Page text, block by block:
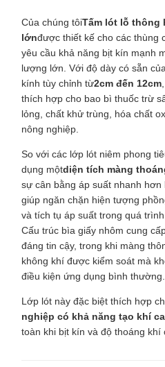
Của chúng tôiTấm lót lỗ thông
lớnđược thiết kế cho các thùng
yêu cầu khả năng bịt kín mạnh
lượng lớn. Với độ dày có sẵn
kính tùy chỉnh từ2cm đến 12cm
thích hợp cho bao bì thuốc trừ
lỏng, chất khử trùng, hóa chất
nông nghiệp.
So với các lớp lót niêm phong
dụng mộtdiện tích màng
sự cân bằng áp suất nhanh
giúp ngăn chặn hiện tượng
và tích tụ áp suất trong quá
Cấu trúc bìa giấy nhôm cung
đáng tin cậy, trong khi màng
không khí được kiểm soát mà
điều kiện ứng dụng bình thường.
Lớp lót này đặc biệt thích hợp
nghiệp có khả năng tạo khí
toàn khi bịt kín và độ thoáng khí